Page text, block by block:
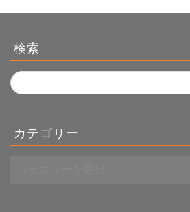
検索
カテゴリー